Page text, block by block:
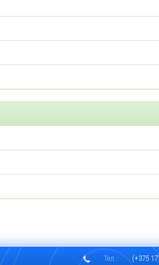
Тел.:
(+375